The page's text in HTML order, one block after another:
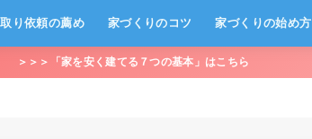
り依頼の薦め 家づくりのコツ 家づくりの始め方
＞＞＞「家を安く建てる７つの基本」はこちら